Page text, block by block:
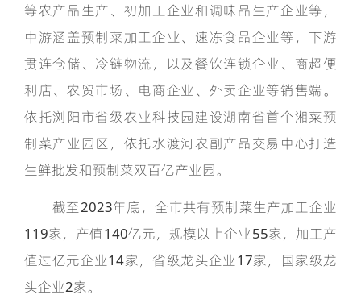
等农产品生产、初加工企业和调味品生产企业等，
中游涵盖预制菜加工企业、速冻食品企业等，下游
贯连仓储、冷链物流，以及餐饮连锁企业、商超便
利店、农贸市场、电商企业、外卖企业等销售端。
依托浏阳市省级农业科技园建设湖南省首个湘菜预
制菜产业园区，依托水渡河农副产品交易中心打造
生鲜批发和预制菜双百亿产业园。
截至2023年底，全市共有预制菜生产加工企业
119家，产值140亿元，规模以上企业55家，加工产
值过亿元企业14家，省级龙头企业17家，国家级龙
头企业2家。